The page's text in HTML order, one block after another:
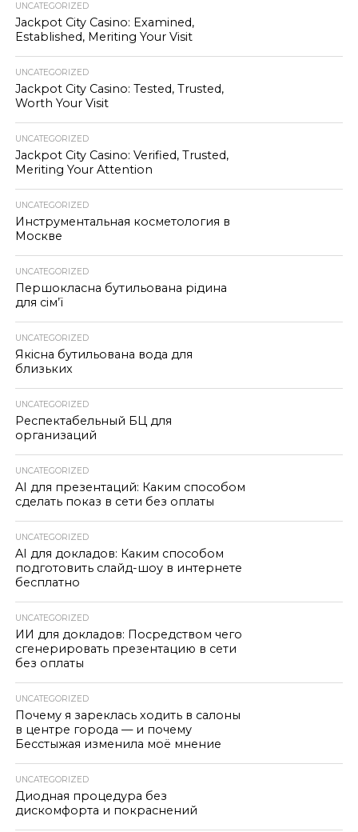
UNCATEGORIZED
Jackpot City Casino: Examined,
Established, Meriting Your Visit
UNCATEGORIZED
Jackpot City Casino: Tested, Trusted,
Worth Your Visit
UNCATEGORIZED
Jackpot City Casino: Verified, Trusted,
Meriting Your Attention
UNCATEGORIZED
Инструментальная косметология в
Москве
UNCATEGORIZED
Першокласна бутильована рідина
для сім’ї
UNCATEGORIZED
Якісна бутильована вода для
близьких
UNCATEGORIZED
Респектабельный БЦ для
организаций
UNCATEGORIZED
AI для презентаций: Каким способом
сделать показ в сети без оплаты
UNCATEGORIZED
AI для докладов: Каким способом
подготовить слайд-шоу в интернете
бесплатно
UNCATEGORIZED
ИИ для докладов: Посредством чего
сгенерировать презентацию в сети
без оплаты
UNCATEGORIZED
Почему я зареклась ходить в салоны
в центре города — и почему
Бесстыжая изменила моё мнение
UNCATEGORIZED
Диодная процедура без
дискомфорта и покраснений